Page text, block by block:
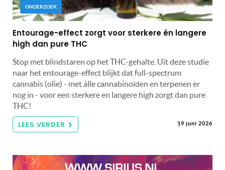
ONDERZOEK
Entourage-effect zorgt voor sterkere én langere
high dan pure THC
Stop met blindstaren op het THC-gehalte. Uit deze studie
naar het entourage-effect blijkt dat full-spectrum
cannabis (olie) - met álle cannabinoïden en terpenen er
nog in - voor een sterkere en langere high zorgt dan pure
THC!
LEES VERDER 19 juni 2026